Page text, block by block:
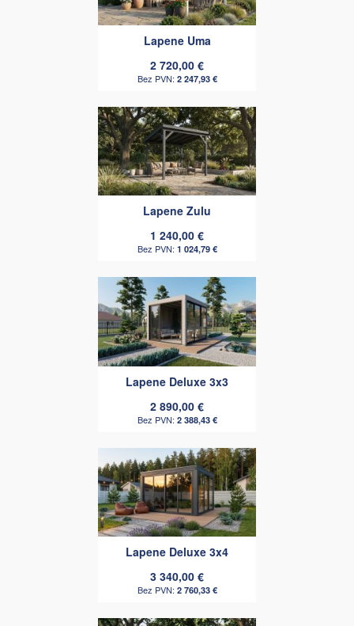
Lapene Uma
2 720,00 €
2 247,93 €
Lapene Zulu
1 240,00 €
1 024,79 €
Lapene Deluxe 3x3
2 890,00 €
2 388,43 €
Lapene Deluxe 3x4
3 340,00 €
2 760,33 €